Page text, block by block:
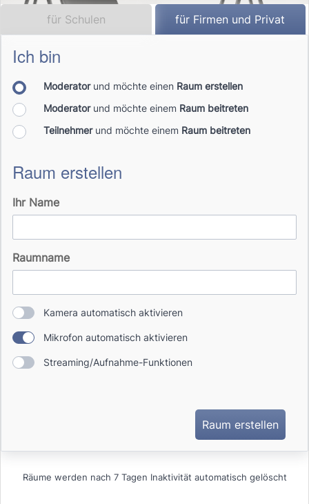
für Schulen für Firmen und Privat
Ich bin
Moderator und möchte einen Raum erstellen
Moderator und möchte einem Raum beitreten
Teilnehmer und möchte einem Raum beitreten
Raum erstellen
Ihr Name
Raumname
Kamera automatisch aktivieren
Mikrofon automatisch aktivieren
Streaming/Aufnahme-Funktionen
Raum erstellen
Räume werden nach 7 Tagen Inaktivität automatisch gelöscht